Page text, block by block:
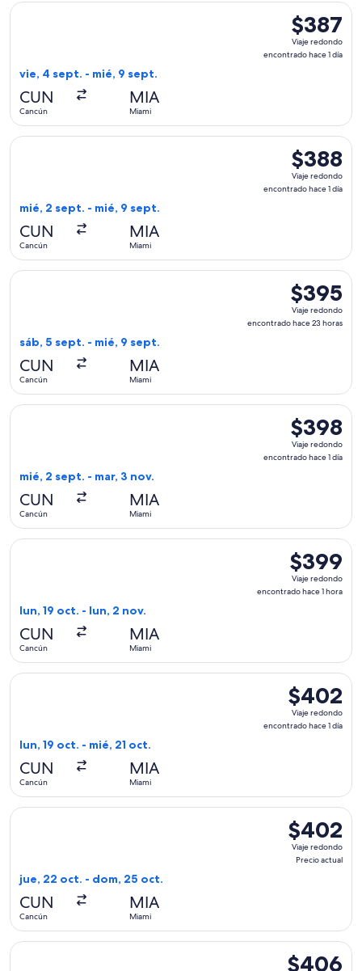
$387
Viaje
redondo,
$387
Viaje redondo
encontrado hace 1 día
vie, 4 sept. - mié, 9 sept.
CUN
Cancún
MIA
Miami
Seleccionar vuelo de American Airlines, con salida el vie, 4
$388
Viaje
redondo,
$388
Viaje redondo
encontrado hace 1 día
mié, 2 sept. - mié, 9 sept.
CUN
Cancún
MIA
Miami
Seleccionar vuelo de Volaris, con salida el mié, 2 sept.
$395
Viaje
redondo,
$395
Viaje redondo
encontrado hace 23 horas
sáb, 5 sept. - mié, 9 sept.
CUN
Cancún
MIA
Miami
Seleccionar vuelo de Volaris, con salida el sáb, 5 sept.
$398
Viaje
redondo,
$398
Viaje redondo
encontrado hace 1 día
mié, 2 sept. - mar, 3 nov.
CUN
Cancún
MIA
Miami
Seleccionar vuelo de American Airlines, con salida el mié,
$399
Viaje
redondo,
$399
Viaje redondo
encontrado hace 1 hora
lun, 19 oct. - lun, 2 nov.
CUN
Cancún
MIA
Miami
Seleccionar vuelo de Volaris, con salida el lun, 19 oct.
$402
Viaje
redondo,
$402
Viaje redondo
encontrado hace 1 día
lun, 19 oct. - mié, 21 oct.
CUN
Cancún
MIA
Miami
Seleccionar vuelo de Volaris, con salida el lun, 19 oct.
$402
Viaje
redondo,
$402
Viaje redondo
Precio actual
jue, 22 oct. - dom, 25 oct.
CUN
Cancún
MIA
Miami
Seleccionar vuelo de American Airlines, con salida el jue,
$406
$406
Seleccionar vuelo de Southwest Airlines, con salida el vie,